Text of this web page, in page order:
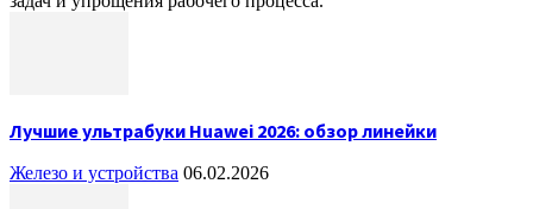
Лучшие ультрабуки Huawei 2026: обзор линейки
Железо и устройства 06.02.2026